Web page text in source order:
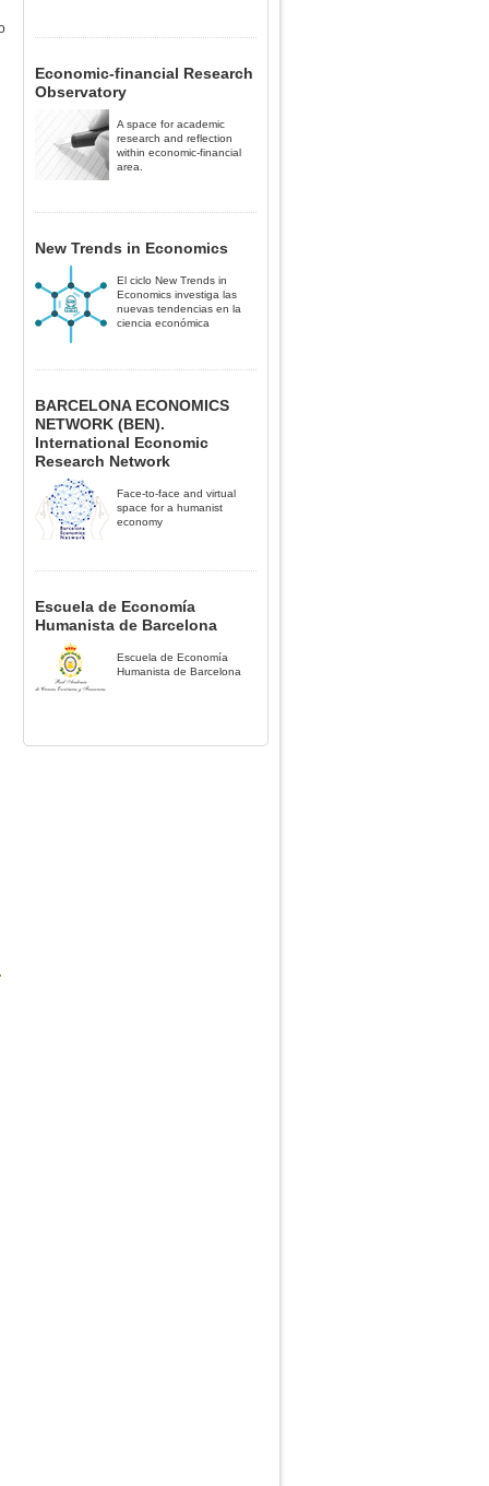
Economic-financial Research
Observatory
A space for academic
research and reflection
within economic-financial
area.
New Trends in Economics
El ciclo New Trends in
Economics investiga las
nuevas tendencias en la
ciencia económica
BARCELONA ECONOMICS
NETWORK (BEN).
International Economic
Research Network
Face-to-face and virtual
space for a humanist
economy
Escuela de Economía
Humanista de Barcelona
Escuela de Economía
Humanista de Barcelona